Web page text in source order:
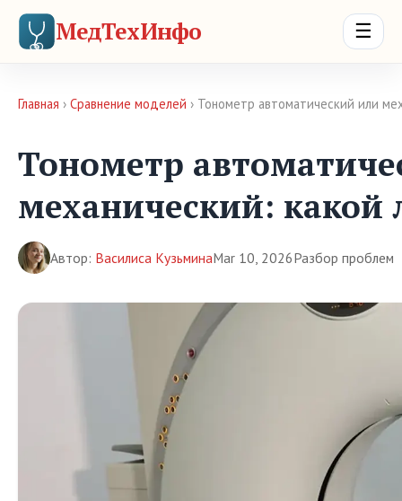
МедТехИнфо ☰
Главная › Сравнение моделей › Тонометр автоматический или
Тонометр
механический: какой
Автор: Василиса КузьминаMar 10, 2026Разбор проблем